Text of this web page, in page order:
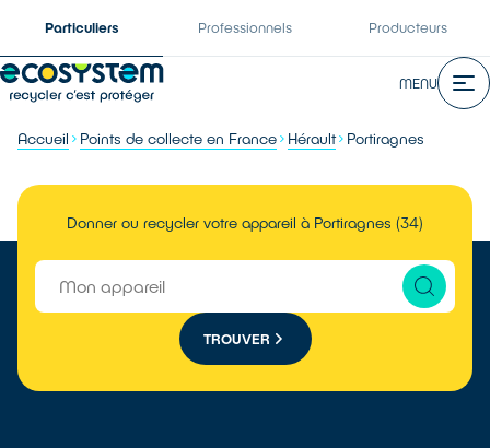
Particuliers Professionnels Producteurs
MENU
Accueil Points de collecte en France Hérault Portiragnes
Donner ou recycler votre appareil à Portiragnes (34)
TROUVER